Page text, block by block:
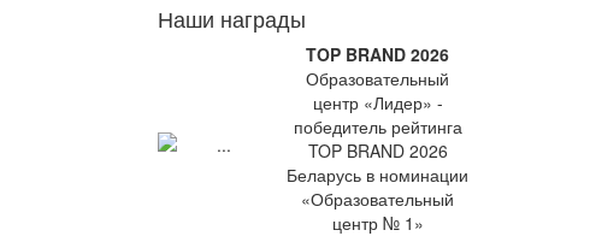
Наши награды
TOP BRAND 2026
Образовательный
центр «Лидер» -
победитель рейтинга
TOP BRAND 2026
Беларусь в номинации
«Образовательный
центр № 1»